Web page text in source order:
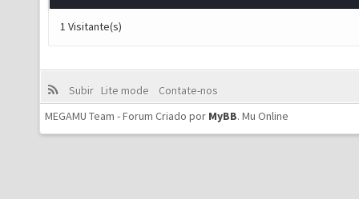
1 Visitante(s)
Subir Lite mode
Contate-nos
MEGAMU Team - Forum Criado por MyBB. Mu Online